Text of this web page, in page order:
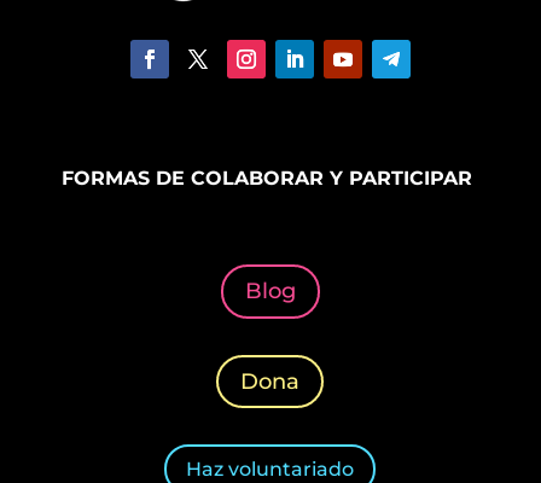
FORMAS DE COLABORAR Y PARTICIPAR
Blog
Dona
Haz voluntariado